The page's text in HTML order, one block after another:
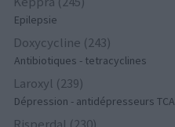
Epilepsie
Doxycycline (243)
Antibiotiques - tetracyclines
Laroxyl (239)
Dépression - antidépresseurs TCA